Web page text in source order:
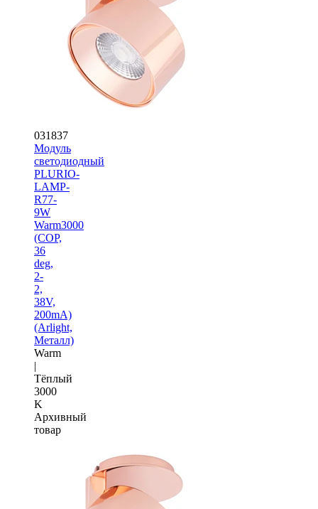
031837
Модуль
светодиодный
PLURIO-
LAMP-
R77-
9W
Warm3000
(COP,
36
deg,
2-
2,
38V,
200mA)
(Arlight,
Металл)
Warm
|
Тёплый
3000
K
Архивный
товар